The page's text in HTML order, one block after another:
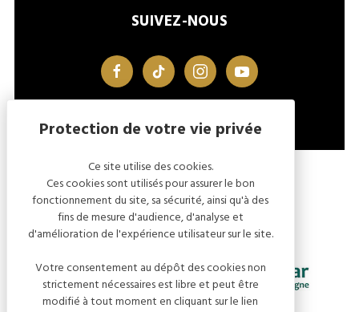
SUIVEZ-NOUS
facebooktiktok instagramyoutube
MENTIONS LÉGALES GESTION DES COOKIES
Ce site utilise des cookies.
Ces cookies sont utilisés pour assurer le bon
fonctionnement du site, sa sécurité, ainsi qu'à des
fins de mesure d'audience, d'analyse et
d'amélioration de l'expérience utilisateur sur le site.
Votre consentement au dépôt des cookies non
strictement nécessaires est libre et peut être
modifié à tout moment en cliquant sur le lien